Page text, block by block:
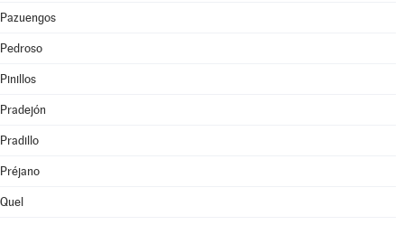
Pazuengos
Pedroso
Pinillos
Pradejón
Pradillo
Préjano
Quel